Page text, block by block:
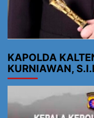
KAPOLDA
KURNIAWAN,